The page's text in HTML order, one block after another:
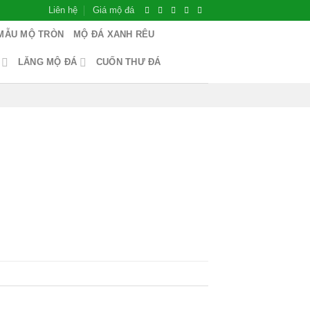
Liên hệ Giá mộ đá
MỘ TRÒN MỘ ĐÁ XANH RÊU
LĂNG MỘ ĐÁ CUỐN THƯ ĐÁ